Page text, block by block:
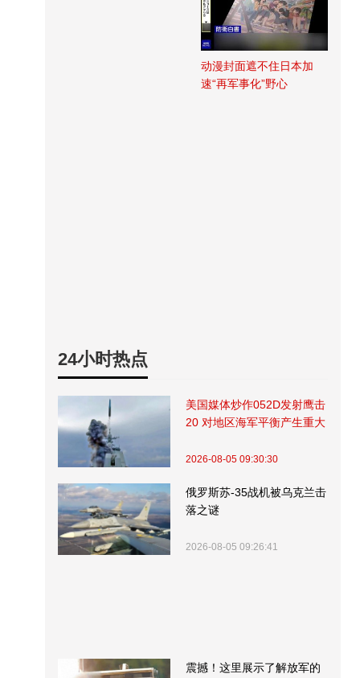
动漫封面遮不住日本加
速“再军事化”野心
24小时热点
美国媒体炒作052D发射鹰击
20 对地区海军平衡产生重大
2026-08-05 09:30:30
俄罗斯苏-35战机被乌克兰击
落之谜
2026-08-05 09:26:41
震撼！这里展示了解放军的